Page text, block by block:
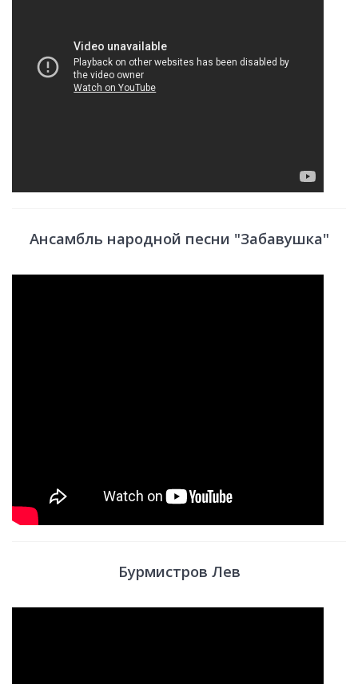
Ансамбль народной песни "Забавушка"
Бурмистров Лев